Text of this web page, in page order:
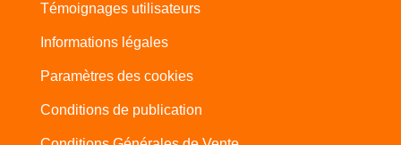
Témoignages utilisateurs
Informations légales
Paramètres des cookies
Conditions de publication